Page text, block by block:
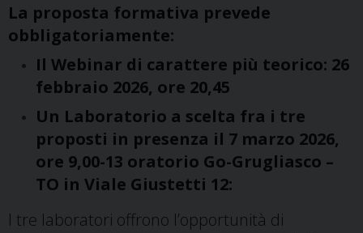
La proposta formativa prevede
obbligatoriamente:
Il Webinar di carattere più teorico: 26
febbraio 2026, ore 20,45
Un Laboratorio a scelta fra i tre
proposti in presenza il 7 marzo 2026,
ore 9,00-13 oratorio Go-Grugliasco –
TO in Viale Giustetti 12:
I tre laboratori offrono l’opportunità di